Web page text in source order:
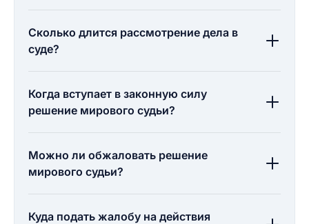
Сколько длится рассмотрение дела в
суде?
Когда вступает в законную силу
решение мирового судьи?
Можно ли обжаловать решение
мирового судьи?
Куда подать жалобу на действия